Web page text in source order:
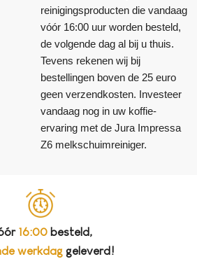
reinigingsproducten die vandaag
vóór 16:00 uur worden besteld,
de volgende dag al bij u thuis.
Tevens rekenen wij bij
bestellingen boven de 25 euro
geen verzendkosten. Investeer
vandaag nog in uw koffie-
ervaring met de Jura Impressa
Z6 melkschuimreiniger.
16:00besteld,
werkdaggeleverd!